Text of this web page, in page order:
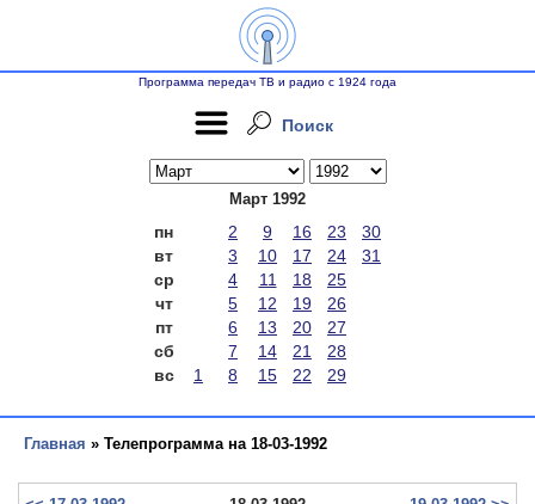
Программа передач ТВ и радио с 1924 года
Поиск
Март 1992
пн 2 9 16 23
30
вт
3 10 17 24
31
ср
4 11 18
25
чт
5 12 19
26
пт
6 13 20
27
сб
7 14 21
28
вс
1 8 15 22 29
Главная » Телепрограмма на 18-03-1992